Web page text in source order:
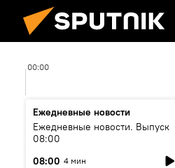
00:00
Ежедневные новости
Ежедневные новости. Выпуск
08:00
08:00 4 мин